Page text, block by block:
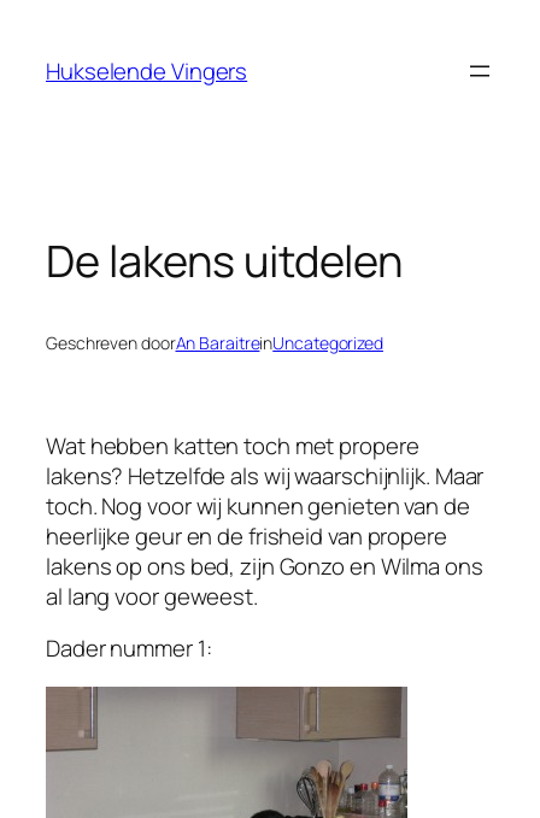
Hukselende Vingers
De lakens uitdelen
Geschreven doorAn BaraitreinUncategorized
Wat hebben katten toch met propere
lakens? Hetzelfde als wij waarschijnlijk. Maar
toch. Nog voor wij kunnen genieten van de
heerlijke geur en de frisheid van propere
lakens op ons bed, zijn Gonzo en Wilma ons
al lang voor geweest.
Dader nummer 1: